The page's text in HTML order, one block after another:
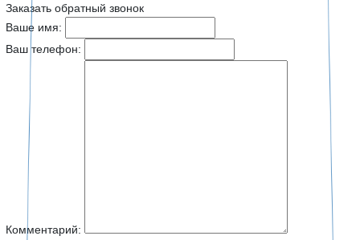
Заказать обратный звонок
Ваше имя:
Ваш телефон:
Комментарий: